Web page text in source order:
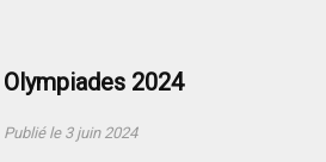
Olympiades 2024
Publié le 3 juin 2024